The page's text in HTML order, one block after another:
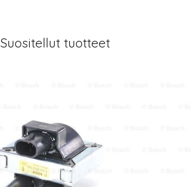
Suositellut tuotteet